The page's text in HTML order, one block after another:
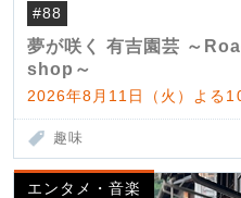
#88
夢が咲く 有吉園芸 ～
shop～
2026年8月11日（火）よる
趣味
エンタメ・音楽